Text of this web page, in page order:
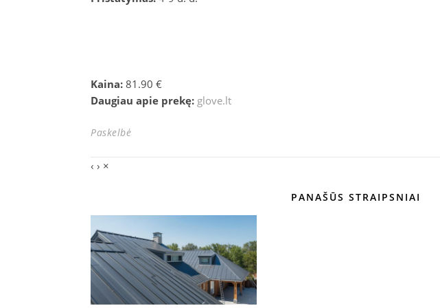
Kaina: 81.90 €
Daugiau apie prekę: glove.lt
Paskelbė
‹ › ×
PANAŠŪS STRAIPSNIAI